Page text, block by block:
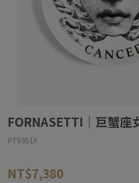
FORNASETTI｜巨蟹座
PTV351X
NT$7,380